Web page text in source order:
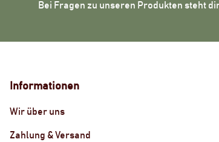
Bei Fragen zu unseren Produkten steht
Informationen
Wir über uns
Zahlung & Versand